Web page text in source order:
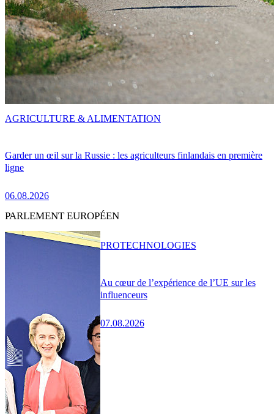
Garder un œil sur la Russie : les agriculteurs finlandais en première
ligne
06.08.2026
AGRICULTURE & ALIMENTATION
PARLEMENT EUROPÉEN
Au cœur de l’expérience de l’UE sur les
influenceurs
07.08.2026
PROTECHNOLOGIES